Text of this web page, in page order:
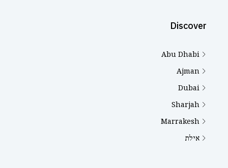
Discover
Abu Dhabi
Ajman
Dubai
Sharjah
Marrakesh
אילת